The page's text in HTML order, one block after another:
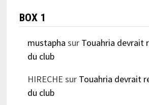
BOX 1
mustapha sur Touahria devrait
du club
HIRECHE sur Touahria devrait
du club